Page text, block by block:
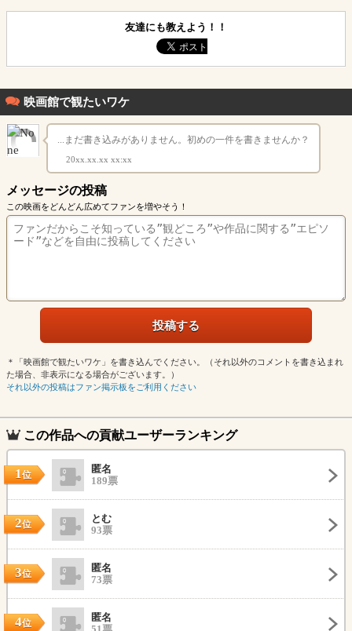
友達にも教えよう！！
映画館で観たいワケ
...まだ書き込みがありません。初めの一件を書きませんか？
20xx.xx.xx xx:xx
メッセージの投稿
この映画をどんどん広めてファンを増やそう！
＊「映画館で観たいワケ」を書き込んでください。（それ以外のコメントを書き込まれ
た場合、非表示になる場合がございます。）
それ以外の投稿はファン掲示板をご利用ください
この作品への貢献ユーザーランキング
1位
匿名
189票
2位
とむ
93票
3位
匿名
73票
4位
匿名